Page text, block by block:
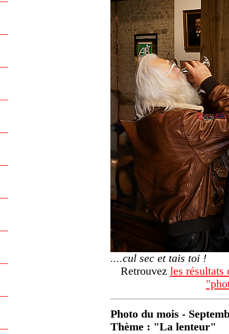
....cul sec et tais toi !
Retrouvez les résultats
Photo du mois -
Thème : "La lenteur"